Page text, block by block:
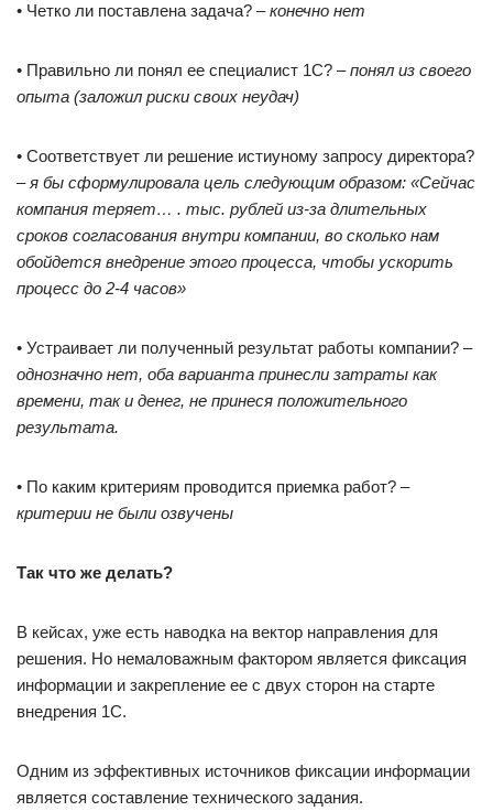
• Четко ли поставлена задача? –конечно нет
• Правильно ли понял ее специалист 1С? –понял из своего
опыта (заложил риски своих неудач)
• Соответствует ли решение истиyному запросу директора?
–я бы сформулировала цель следующим образом: «Сейчас
компания теряет… . тыс. рублей из-за длительных
сроков согласования внутри компании, во сколько нам
обойдется внедрение этого процесса, чтобы ускорить
процесс до 2-4 часов»
• Устраивает ли полученный результат работы компании? –
однозначно нет, оба варианта принесли затраты как
времени, так и денег, не принеся положительного
результата.
• По каким критериям проводится приемка работ? –
критерии не были озвучены
Так что же делать?
В кейсах, уже есть наводка на вектор направления для
решения. Но немаловажным фактором является фиксация
информации и закрепление ее с двух сторон на старте
внедрения 1С.
Одним из эффективных источников фиксации информации
является составление технического задания.